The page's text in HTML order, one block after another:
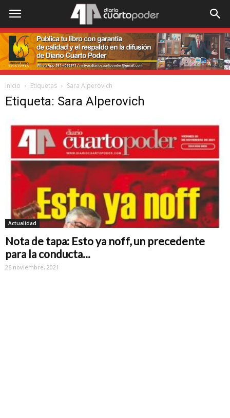
Inicio Etiquetas Sara Alperovich
Etiqueta: Sara Alperovich
Actualidad
Nota de tapa: Esto ya noff, un precedente
para la conducta...
26 noviembre, 2021